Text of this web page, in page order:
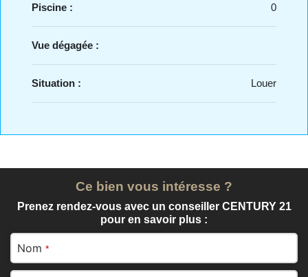
Piscine : 0
Vue dégagée :
Situation : Louer
Ce bien vous intéresse ?
Prenez rendez-vous avec un conseiller CENTURY 21
pour en savoir plus :
Nom *